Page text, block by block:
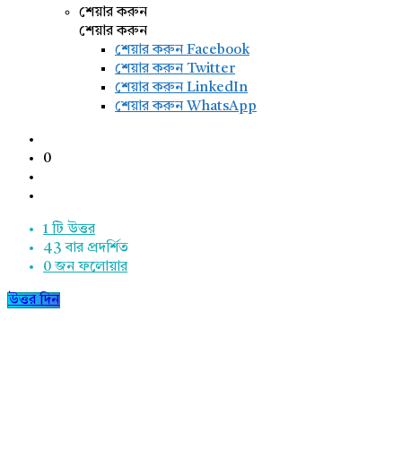
শেয়ার করুন
শেয়ার করুন
শেয়ার করুনFacebook
শেয়ার করুন Twitter
শেয়ার করুন LinkedIn
শেয়ার করুন WhatsApp
0
1 টি উত্তর
43বার প্রদর্শিত
0 জন ফলোয়ার
উত্তর দিন